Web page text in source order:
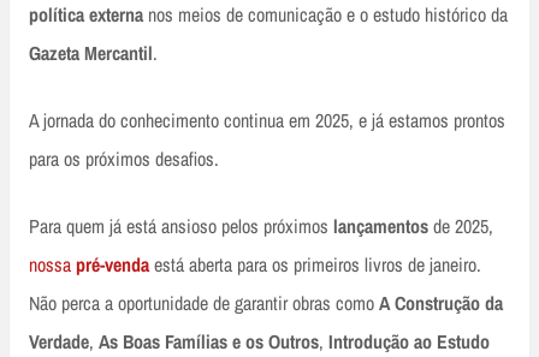
política externanos meios de comunicação e o estudo histórico da
Gazeta Mercantil.
A jornada do conhecimento continua em 2025, e já estamos prontos
para os próximos desafios.
Para quem já está ansioso pelos próximos lançamentosde 2025,
nossapré-vendaestá aberta para os primeiros livros de janeiro.
Não perca a oportunidade de garantir obras comoA Construção da
Verdade, As Boas Famílias e os Outros, Introdução ao Estudo